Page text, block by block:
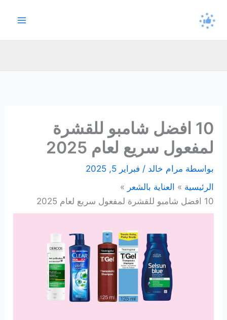
10 افضل شامبو للقشرة
لمفعول سريع لعام 2025
بواسطة مرام خالد/ فبراير 5, 2025
الرئيسية
العناية بالشعر
10 افضل شامبو للقشرة لمفعول سريع لعام 2025